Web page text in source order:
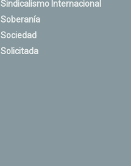
Sindicalismo Internacional
Soberanía
Sociedad
Solicitada